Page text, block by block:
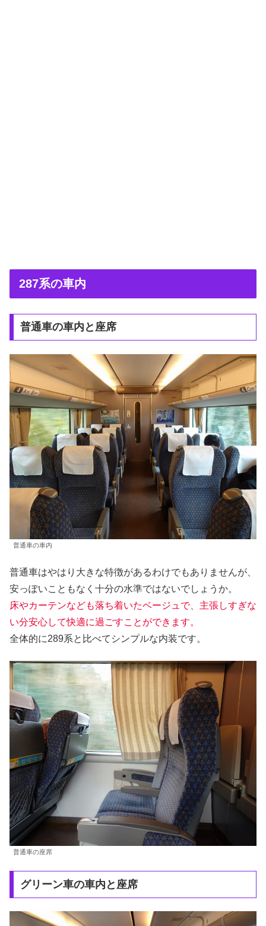
287系の車内
普通車の車内と座席
普通車の車内
普通車はやはり大きな特徴があるわけでもありませんが、
安っぽいこともなく十分の水準ではないでしょうか。
床やカーテンなども落ち着いたベージュで、主張しすぎな
い分安心して快適に過ごすことができます。
全体的に289系と比べてシンプルな内装です。
普通車の座席
グリーン車の車内と座席